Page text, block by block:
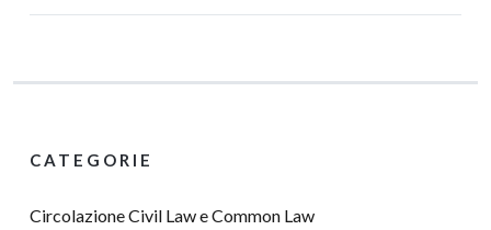
CATEGORIE
Circolazione Civil Law e Common Law